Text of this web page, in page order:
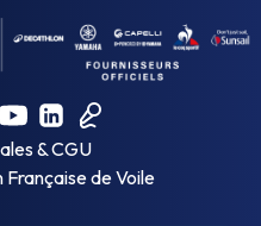
& CGU
de Voile